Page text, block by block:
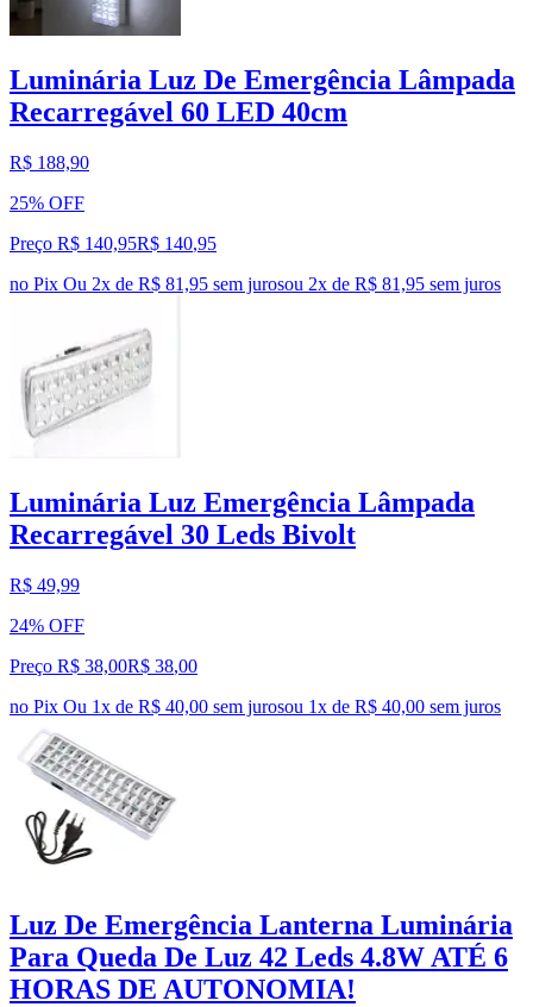
Luminária Luz De Emergência Lâmpada
Recarregável 60 LED 40cm
R$ 188,90
25% OFF
Preço R$ 140,95R$ 140,95
no Pix Ou 2x de R$ 81,95 sem jurosou 2x de R$ 81,95 sem juros
Luminária Luz Emergência Lâmpada
Recarregável 30 Leds Bivolt
R$ 49,99
24% OFF
Preço R$ 38,00R$ 38,00
no Pix Ou 1x de R$ 40,00 sem jurosou 1x de R$ 40,00 sem juros
Luz De Emergência Lanterna Luminária
Para Queda De Luz 42 Leds 4.8W ATÉ 6
HORAS DE AUTONOMIA!